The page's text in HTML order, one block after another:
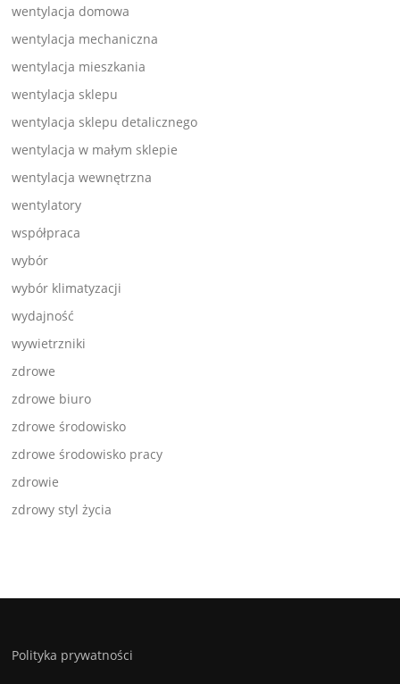
wentylacja domowa
wentylacja mechaniczna
wentylacja mieszkania
wentylacja sklepu
wentylacja sklepu detalicznego
wentylacja w małym sklepie
wentylacja wewnętrzna
wentylatory
współpraca
wybór
wybór klimatyzacji
wydajność
wywietrzniki
zdrowe
zdrowe biuro
zdrowe środowisko
zdrowe środowisko pracy
zdrowie
zdrowy styl życia
Polityka prywatności